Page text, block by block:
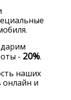
- 20%.
наших
онлайн и